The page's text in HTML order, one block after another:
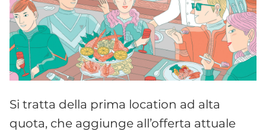
Si tratta della prima location ad alta
quota, che aggiunge all’offerta attuale